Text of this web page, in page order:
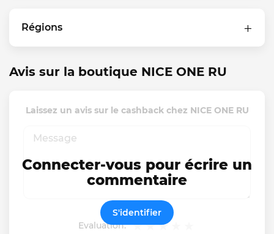
Régions
Avis sur la boutique NICE ONE RU
Laissez un avis sur le cashback chez NICE ONE RU
Evaluation:
Connecter-vous pour écrire un
commentaire
S'identifier